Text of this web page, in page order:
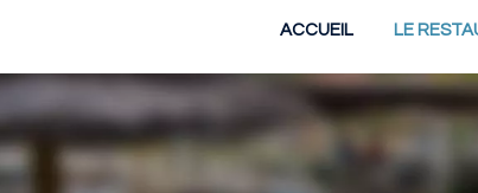
ACCUEIL LE